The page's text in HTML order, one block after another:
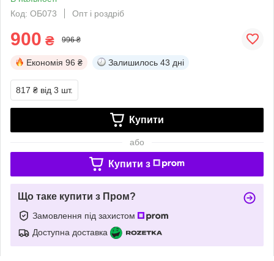
Код: ОБ073
Опт і роздріб
900 ₴ 996 ₴
Економія 96 ₴ Залишилось 43 дні
817 ₴ від 3 шт.
Купити
або
Купити з
Що таке купити з Пром?
Замовлення під захистом
Доступна доставка